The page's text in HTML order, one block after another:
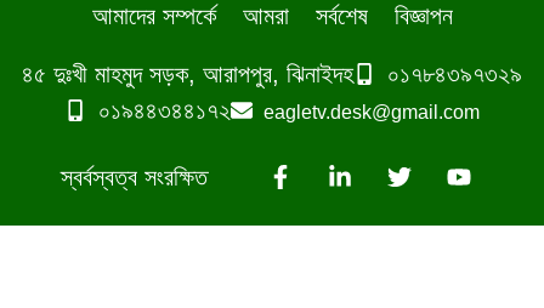
আমাদের সম্পর্কে
আমরা সর্বশেষ বিজ্ঞাপন
৪৫ দুঃখী মাহমুদ সড়ক, আরাপপুর, ঝিনাইদহ
০১৭৮৪৩৯৭৩২৯
০১৯৪৪৩৪৪১৭২
eagletv.desk@gmail.com
স্বর্বস্বত্ব সংরক্ষিত